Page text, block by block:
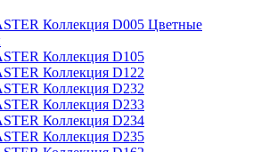
Коллекция D005 Цветные
Коллекция D105
Коллекция D122
Коллекция D232
Коллекция D233
Коллекция D234
Коллекция D235